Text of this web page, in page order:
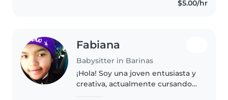
tengo experiencia con bebés,$5.00/hr
Fabiana
Babysitter in Barinas
¡Hola! Soy una joven entusiasta y
creativa, actualmente cursando